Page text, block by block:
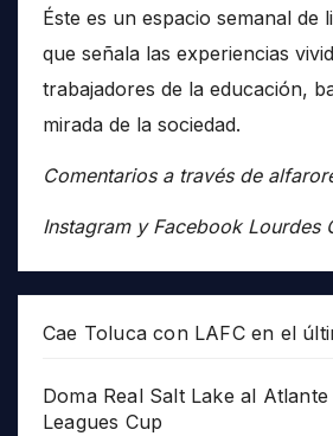
Éste es un espacio semanal de
que señala las experiencias
trabajadores de la educación,
mirada de la sociedad.
Comentarios a través de
Instagram y Facebook Lourdes
Cae Toluca con LAFC en el
Doma Real Salt Lake al
Leagues Cup